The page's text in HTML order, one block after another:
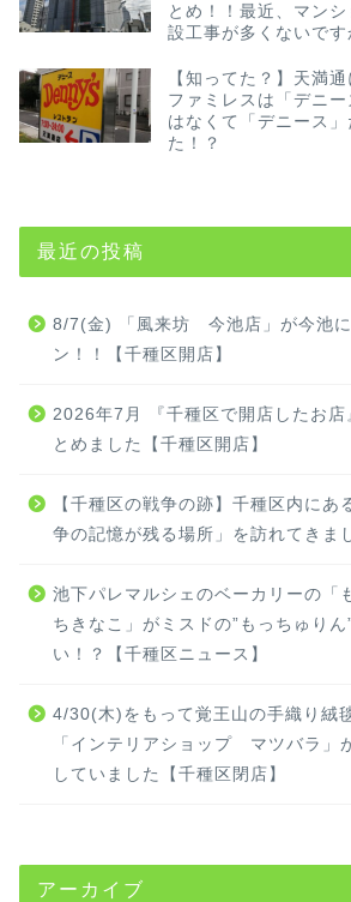
とめ！！最近、マンシ
設工事が多くないです
【知ってた？】天満通
ファミレスは「デニー
はなくて「デニース」
た！？
最近の投稿
8/7(金) 「風来坊 今池店」が今池
ン！！【千種区開店】
2026年7月 『千種区で開店したお店
とめました【千種区開店】
【千種区の戦争の跡】千種区内にあ
争の記憶が残る場所」を訪れてきま
池下パレマルシェのベーカリーの「
ちきなこ」がミスドの”もっちゅりん
い！？【千種区ニュース】
4/30(木)をもって覚王山の手織り絨
「インテリアショップ マツバラ」
していました【千種区閉店】
アーカイブ